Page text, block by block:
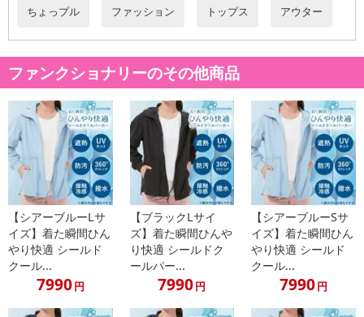
ちょっプル ファッション トップス アウター
ファンクショナリーのその他商品
【シアーブルーLサ
イズ】着た瞬間ひん
やり快適 シールド
クール...
7990円
【ブラックLサイ
ズ】着た瞬間ひんや
り快適 シールドク
ールパー...
7990円
【シアーブルーSサ
イズ】着た瞬間ひん
やり快適 シールド
クール...
7990円